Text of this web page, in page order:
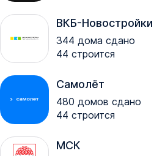
ВКБ-Новостройки
344 дома сдано
44 строится
Самолёт
480 домов сдано
44 строится
МСК